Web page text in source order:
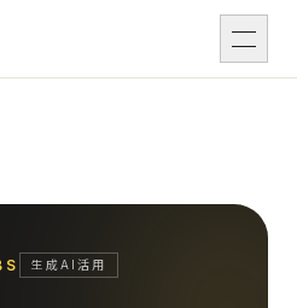
生成AI活用